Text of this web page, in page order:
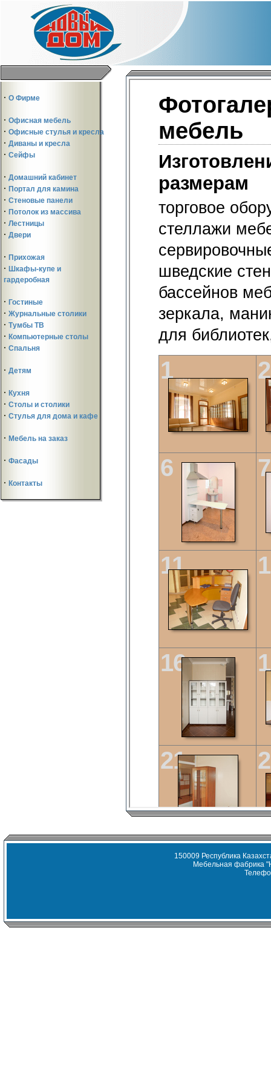
· О Фирме
· Офисная мебель
· Офисные стулья и кресла
· Диваны и кресла
· Сейфы
· Домашний кабинет
· Портал для камина
· Стеновые панели
· Потолок из массива
· Лестницы
· Двери
· Прихожая
· Шкафы-купе и
гардеробная
· Гостиные
· Журнальные столики
· Тумбы ТВ
· Компьютерные столы
· Спальня
· Детям
· Кухня
· Столы и столики
· Стулья для дома и кафе
· Мебель на заказ
· Фасады
· Контакты
150009 Республика
Мебельная фабрика